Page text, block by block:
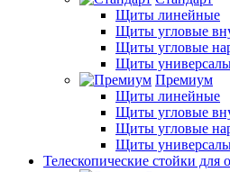
Щиты линейные
Щиты угловые
Щиты угловые
Щиты
Премиум
Щиты линейные
Щиты угловые
Щиты угловые
Щиты
Телескопические стойки для